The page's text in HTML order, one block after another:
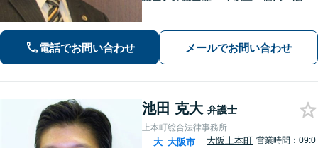
あなたの力になりますので、お気軽に
ご相談ください。
電話でお問い合わせ メールでお問い合わせ
池田 克大 弁護士
上本町総合法律事務所
大 大阪市
大阪上本町 営業時間：09:0